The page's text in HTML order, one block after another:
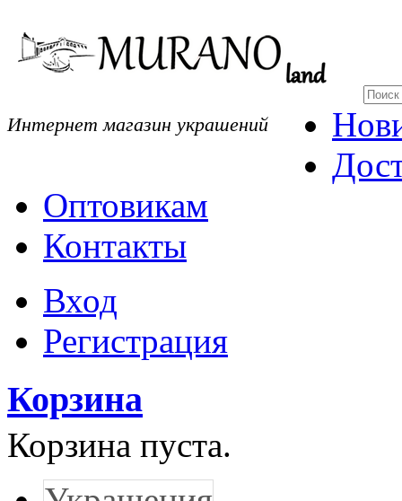
Интернет магазин украшений
Оптовикам
Контакты
Вход
Регистрация
Корзина
Корзина пуста.